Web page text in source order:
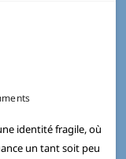
identité fragile, où
un tant soit peu